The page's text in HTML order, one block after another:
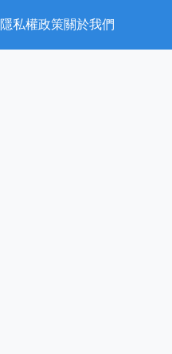
隱私權政策關於我們